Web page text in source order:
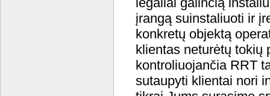
įrangą suinstaliuoti ir
konkretų objektą
klientas neturėtų tokių
kontroliuojančia RRT
sutaupyti klientai nori